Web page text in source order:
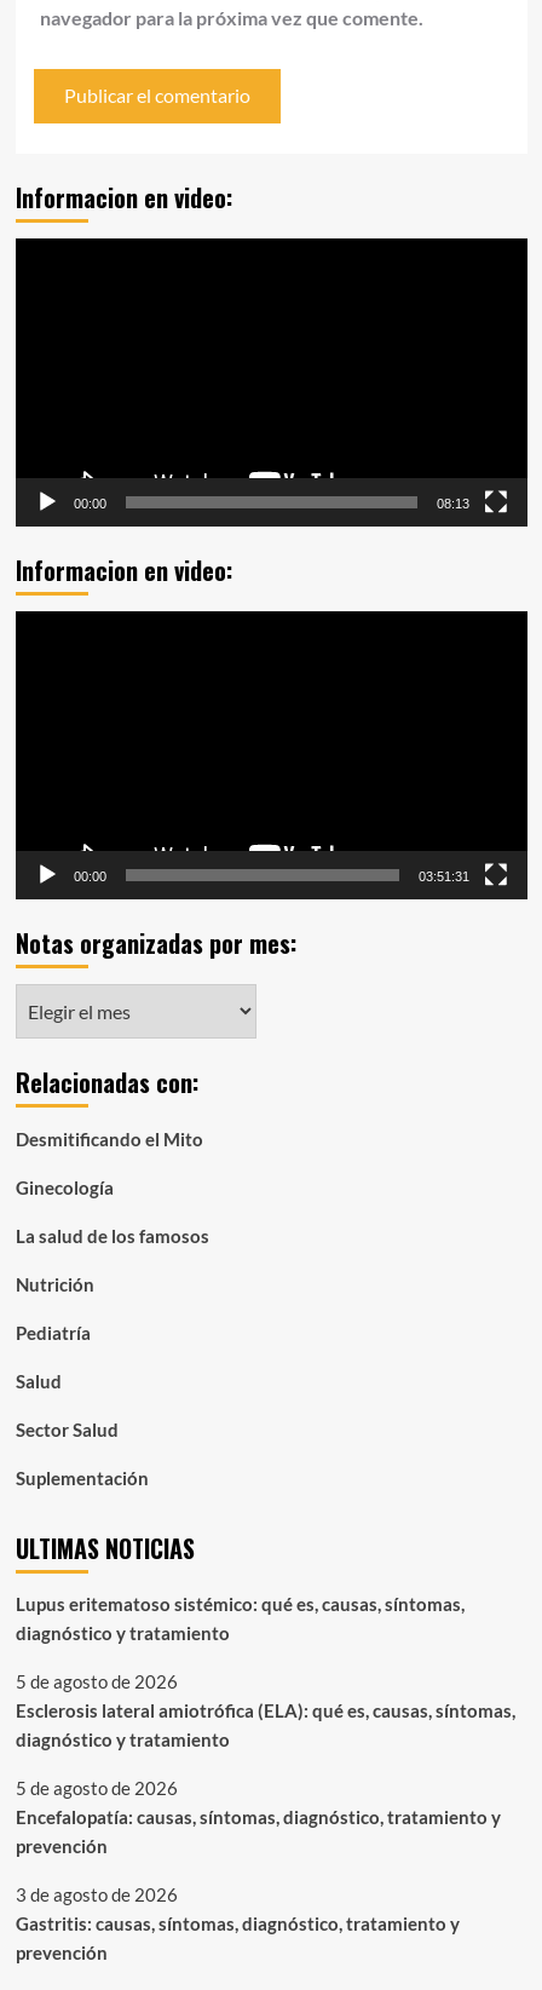
navegador para la próxima vez que comente.
Informacion en video:
00:00 08:13
Informacion en video:
00:00 03:51:31
Notas organizadas por mes:
organizadas
mes:
Relacionadas con:
Desmitificando el Mito
Ginecología
La salud de los famosos
Nutrición
Pediatría
Salud
Sector Salud
Suplementación
ULTIMAS NOTICIAS
Lupus eritematoso sistémico: qué es, causas, síntomas,
diagnóstico y tratamiento
5 de agosto de 2026
Esclerosis lateral amiotrófica (ELA): qué es, causas, síntomas,
diagnóstico y tratamiento
5 de agosto de 2026
Encefalopatía: causas, síntomas, diagnóstico, tratamiento y
prevención
3 de agosto de 2026
Gastritis: causas, síntomas, diagnóstico, tratamiento y
prevención